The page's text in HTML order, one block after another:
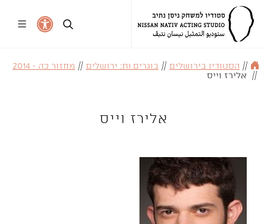
// הסטודיו בירושלים // בוגרים.ות: ירושלים // מחזור כה - 2014
// אלירז וייס
אלירז וייס